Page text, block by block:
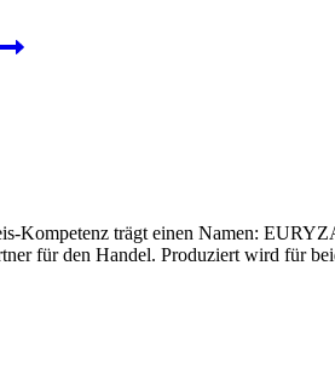
trägt einen Namen:
für den Handel. Produziert wird für